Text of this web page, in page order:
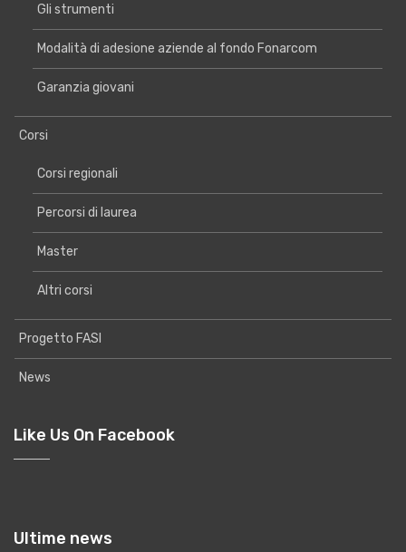
Gli strumenti
Modalità di adesione aziende al fondo Fonarcom
Garanzia giovani
Corsi
Corsi regionali
Percorsi di laurea
Master
Altri corsi
Progetto FASI
News
Like Us On Facebook
Ultime news